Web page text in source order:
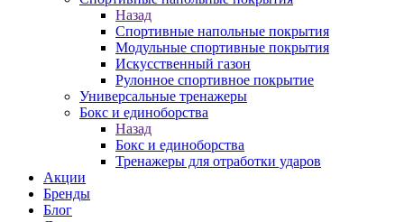
Назад
Спортивные напольные покрытия
Модульные спортивные покрытия
Искусственный газон
Рулонное спортивное покрытие
Универсальные тренажеры
Бокс и единоборства
Назад
Бокс и единоборства
Тренажеры для отработки ударов
Акции
Бренды
Блог